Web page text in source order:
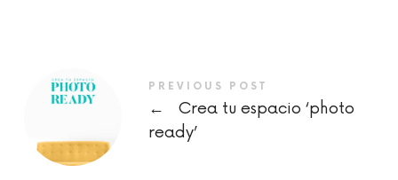
PREVIOUS POST
←
Crea tu espacio ‘photo
ready’